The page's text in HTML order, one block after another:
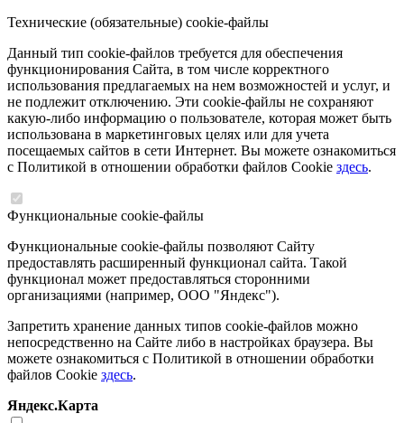
Технические (обязательные) cookie-файлы
Данный тип cookie-файлов требуется для обеспечения
функционирования Сайта, в том числе корректного
использования предлагаемых на нем возможностей и услуг, и
не подлежит отключению. Эти cookie-файлы не сохраняют
какую-либо информацию о пользователе, которая может быть
использована в маркетинговых целях или для учета
посещаемых сайтов в сети Интернет. Вы можете ознакомиться
с Политикой в отношении обработки файлов Cookie здесь.
Функциональные cookie-файлы
Функциональные cookie-файлы позволяют Сайту
предоставлять расширенный функционал сайта. Такой
функционал может предоставляться сторонними
организациями (например, ООО "Яндекс").
Запретить хранение данных типов cookie-файлов можно
непосредственно на Сайте либо в настройках браузера. Вы
можете ознакомиться с Политикой в отношении обработки
файлов Cookie здесь.
Яндекс.Карта